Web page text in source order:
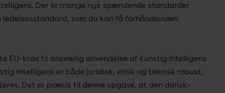
Der er mange nye spændende standarder
som du kan få forhåndsviden
EU-krav til ansvarlig anvendelse af kunstig intelligens
intelligens er både juridisk, etisk og teknisk robust,
Det er præcis til denne opgave, at den dansk-